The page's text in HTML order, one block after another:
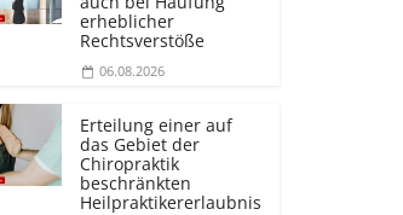
erheblicher
Rechtsverstöße
06.08.2026
Erteilung einer auf
das Gebiet der
Chiropraktik
beschränkten
Heilprakti­kererlaubnis